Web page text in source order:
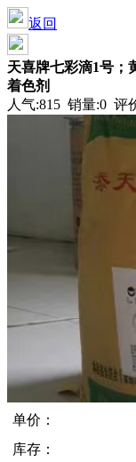
返回
天喜牌七彩滴1号；
着色剂
人气:815 销量:0 评
单价：
库存：